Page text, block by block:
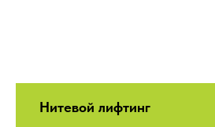
Нитевой лифтинг